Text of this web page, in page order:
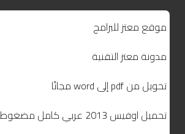
موقع معتز للبرامج
مدونة معتز التقنية
تحويل من pdf إلى word مجانًا
تحميل اوفيس 2013 عربي كامل مضغوط